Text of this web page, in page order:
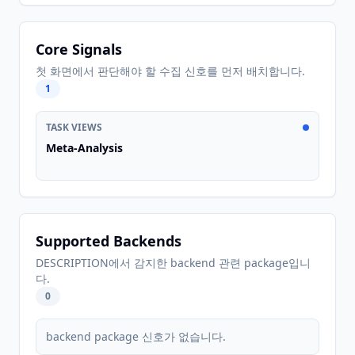
Core Signals
첫 화면에서 판단해야 할 수집 신호를 먼저 배치합니다.
1
TASK VIEWS
Meta-Analysis
Supported Backends
DESCRIPTION에서 감지한 backend 관련 package입니
다.
0
backend package 신호가 없습니다.